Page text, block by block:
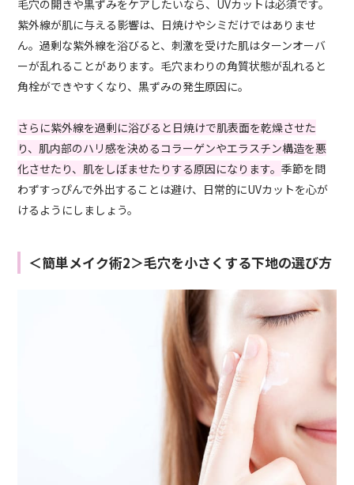
毛穴の開きや黒ずみをケアしたいなら、UVカットは必須です。
紫外線が肌に与える影響は、日焼けやシミだけではありませ
ん。過剰な紫外線を浴びると、刺激を受けた肌はターンオーバ
ーが乱れることがあります。毛穴まわりの角質状態が乱れると
角栓ができやすくなり、黒ずみの発生原因に。
さらに紫外線を過剰に浴びると日焼けで肌表面を乾燥させた
り、肌内部のハリ感を決めるコラーゲンやエラスチン構造を悪
化させたり、肌をしぼませたりする原因になります。季節を問
わずすっぴんで外出することは避け、日常的にUVカットを心が
けるようにしましょう。
＜簡単メイク術2＞毛穴を小さくする下地の選び方